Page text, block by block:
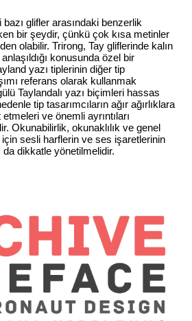
glifler arasındaki benzerlik
bir şeydir, çünkü çok kısa metinler
olabilir. Trirong, Tay gliflerinde kalın
konusunda özel bir
yazı tiplerinin diğer tip
referans olarak kullanmak
Taylandalı yazı biçimleri hassas
tip tasarımcıların ağır ağırlıklara
ve önemli ayrıntıları
Okunabilirlik, okunaklılık ve genel
için sesli harflerin ve ses işaretlerinin
da dikkatle yönetilmelidir.